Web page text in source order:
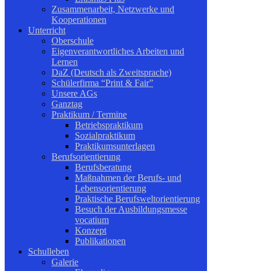
Zusammenarbeit, Netzwerke und
Kooperationen
Unterricht
Oberschule
Eigenverantwortliches Arbeiten und
Lernen
DaZ (Deutsch als Zweitsprache)
Schülerfirma “Print & Fair”
Unsere AGs
Ganztag
Praktikum / Termine
Betriebspraktikum
Sozialpraktikum
Praktikumsunterlagen
Berufsorientierung
Berufsberatung
Maßnahmen der Berufs- und
Lebensorientierung
Praktische Berufsweltorientierung
Besuch der Ausbildungsmesse
vocatium
Konzept
Publikationen
Schulleben
Galerie